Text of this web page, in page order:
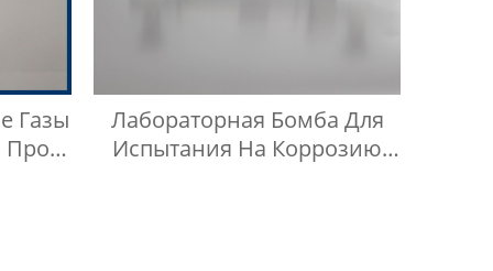
Газы
Проб
Лабораторная Бомба Для
Испытания На Коррозию